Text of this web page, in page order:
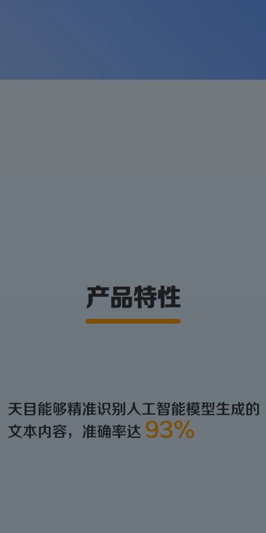
产品特性
天目能够精准识别人工智能模型生成的
文本内容，准确率达 93%